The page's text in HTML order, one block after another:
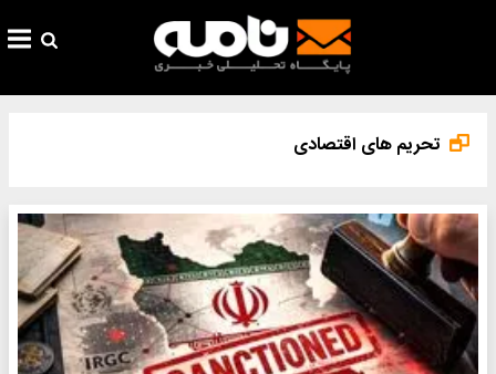
تحریم های اقتصادی